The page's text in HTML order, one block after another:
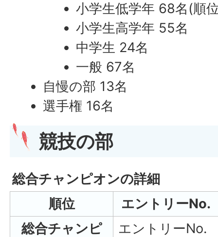
小学生低学年 68名(順
小学生高学年 55名
中学生 24名
一般 67名
自慢の部 13名
選手権 16名
競技の部
総合チャンピオンの詳細
順位
エントリーNo.
総合チャンピ
エントリーNo.